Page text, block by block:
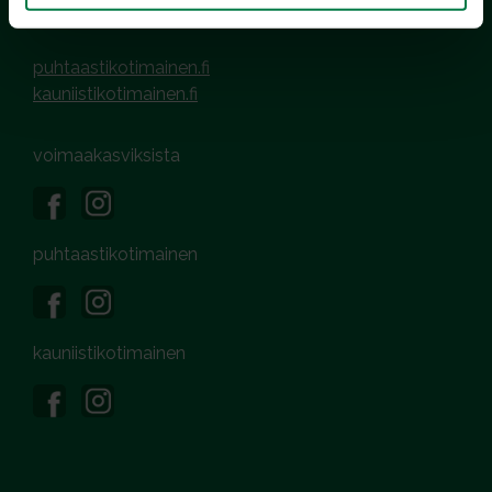
Nyhetsarkiv
puhtaastikotimainen.fi
kauniistikotimainen.fi
voimaakasviksista
puhtaastikotimainen
kauniistikotimainen